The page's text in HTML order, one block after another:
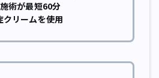
術が最短60分
クリームを使用